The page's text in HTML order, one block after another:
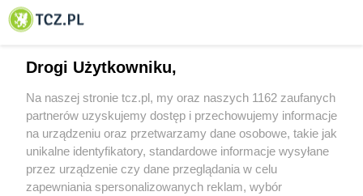
© 2001-2026 Tczew - TCZ.PL Sp. z o.o. Internetowy Serwis Informacyjny Miasta
O FIRMIE POLITYKA PRYWATNOŚCI HOSTING
Drogi Użytkowniku,
Na naszej stronie tcz.pl, my oraz naszych 1162 zaufanych
partnerów uzyskujemy dostęp i przechowujemy informacje
na urządzeniu oraz przetwarzamy dane osobowe, takie jak
unikalne identyfikatory, standardowe informacje wysyłane
przez urządzenie czy dane przeglądania w celu
zapewniania spersonalizowanych reklam, wybór